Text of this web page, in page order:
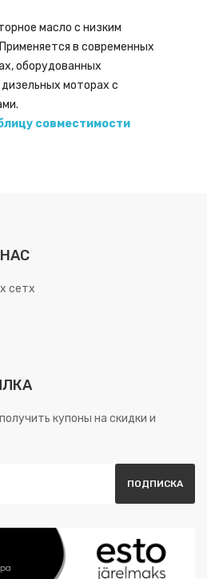
масло с низким
в современных
оборудованных
моторах с
совместимости
сетх
купоны на скидки и